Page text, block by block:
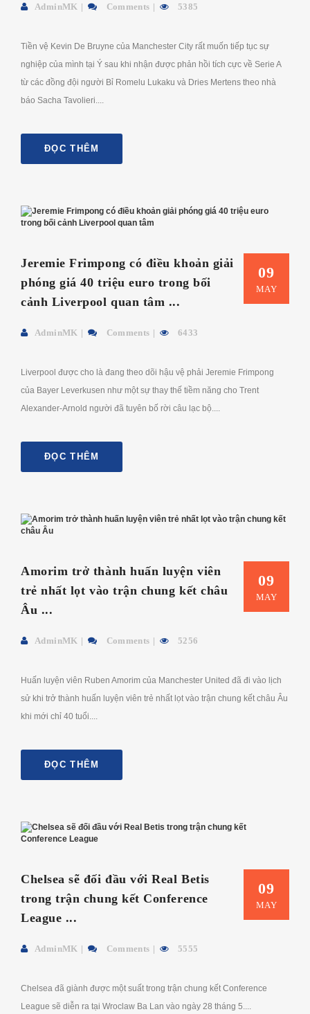
AdminMK Comments 5385
Tiền vệ Kevin De Bruyne của Manchester City rất muốn tiếp tục sự
nghiệp của mình tại Ý sau khi nhận được phản hồi tích cực về Serie A
từ các đồng đội người Bỉ Romelu Lukaku và Dries Mertens theo nhà
báo Sacha Tavolieri....
ĐỌC THÊM
09
MAY
Jeremie Frimpong có điều khoản giải
phóng giá 40 triệu euro trong bối
cảnh Liverpool quan tâm ...
AdminMK Comments 6433
Liverpool được cho là đang theo dõi hậu vệ phải Jeremie Frimpong
của Bayer Leverkusen như một sự thay thế tiềm năng cho Trent
Alexander-Arnold người đã tuyên bố rời câu lạc bộ....
ĐỌC THÊM
09
MAY
Amorim trở thành huấn luyện viên
trẻ nhất lọt vào trận chung kết châu
Âu ...
AdminMK Comments 5256
Huấn luyện viên Ruben Amorim của Manchester United đã đi vào lịch
sử khi trở thành huấn luyện viên trẻ nhất lọt vào trận chung kết châu Âu
khi mới chỉ 40 tuổi....
ĐỌC THÊM
09
MAY
Chelsea sẽ đối đầu với Real Betis
trong trận chung kết Conference
League ...
AdminMK Comments 5555
Chelsea đã giành được một suất trong trận chung kết Conference
League sẽ diễn ra tại Wroclaw Ba Lan vào ngày 28 tháng 5....